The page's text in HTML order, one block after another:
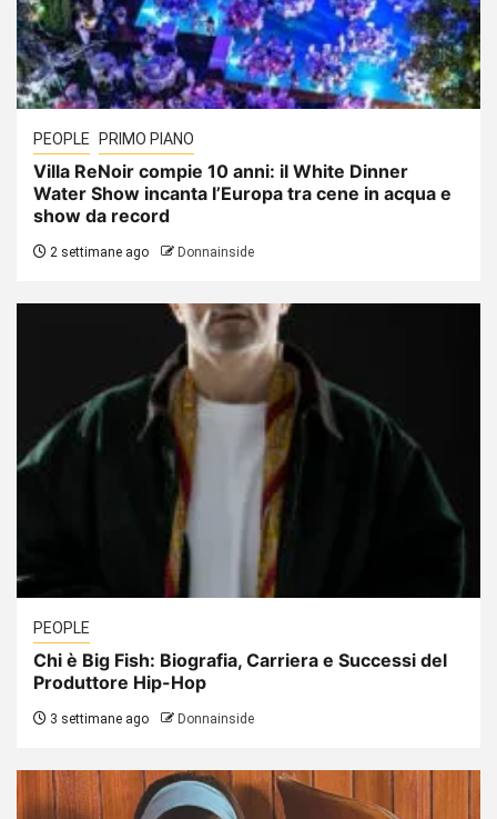
PEOPLE PRIMO PIANO
Villa ReNoir compie 10 anni: il White Dinner
Water Show incanta l’Europa tra cene in acqua e
show da record
2 settimane ago Donnainside
PEOPLE
Chi è Big Fish: Biografia, Carriera e Successi del
Produttore Hip-Hop
3 settimane ago Donnainside